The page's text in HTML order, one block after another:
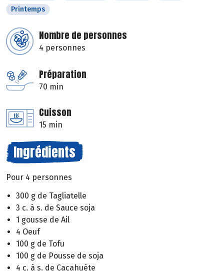
Printemps
Nombre de personnes
4 personnes
Préparation
70 min
Cuisson
15 min
Ingrédients
Pour 4 personnes
300 g de Tagliatelle
3 c. à s. de Sauce soja
1 gousse de Ail
4 Oeuf
100 g de Tofu
100 g de Pousse de soja
4 c. à s. de Cacahuète